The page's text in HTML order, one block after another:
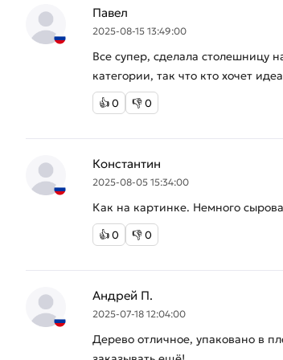
Павел
2025-08-15 13:49:00
Все супер, сделала столешницу
категории, так что кто хочет
👍0 👎0
Константин
2025-08-05 15:34:00
Как на картинке. Немного
👍0 👎0
Андрей П.
2025-07-18 12:04:00
Дерево отличное, упаковано в